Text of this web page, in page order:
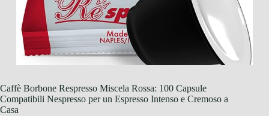
Caffè Borbone Respresso Miscela Rossa: 100 Capsule
Compatibili Nespresso per un Espresso Intenso e Cremoso a
Casa